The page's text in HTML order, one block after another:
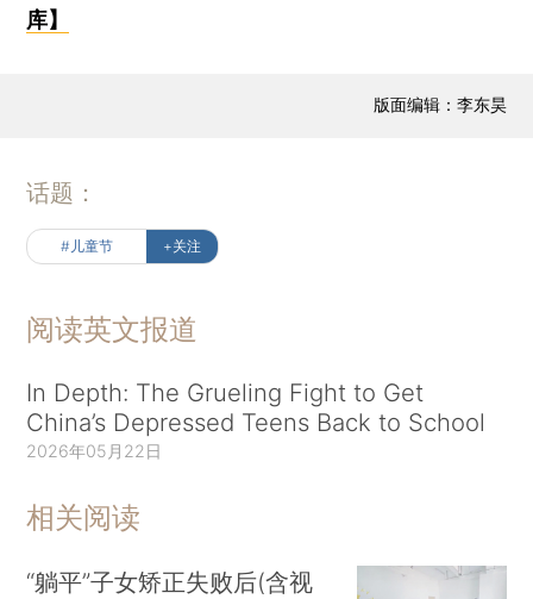
库】
版面编辑：李东昊
话题：
#儿童节 +关注
阅读英文报道
In Depth: The Grueling Fight to Get
China’s Depressed Teens Back to School
2026年05月22日
相关阅读
“躺平”子女矫正失败后(含视